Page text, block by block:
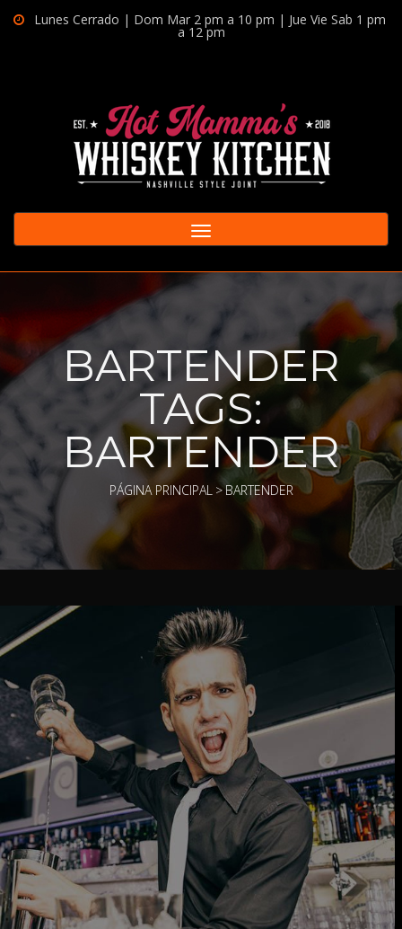
Lunes Cerrado | Dom Mar 2 pm a 10 pm | Jue Vie Sab 1 pm
a 12 pm
Toggle
navigation
BARTENDER
TAGS:
BARTENDER
PÁGINA PRINCIPAL >BARTENDER